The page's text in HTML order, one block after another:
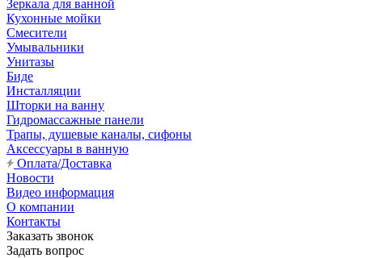
Зеркала для ванной
Кухонные мойки
Смесители
Умывальники
Унитазы
Биде
Инсталляции
Шторки на ванну
Гидромассажные панели
Трапы, душевые каналы, сифоны
Аксессуары в ванную
Оплата/Доставка
Новости
Видео информация
О компании
Контакты
Заказать звонок
Задать вопрос